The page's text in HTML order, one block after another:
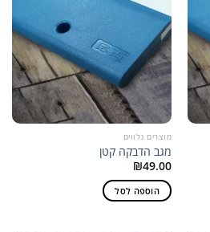
מוצרים נלווים
מגב הדבקה קטן
₪49.00
הוספה לסל